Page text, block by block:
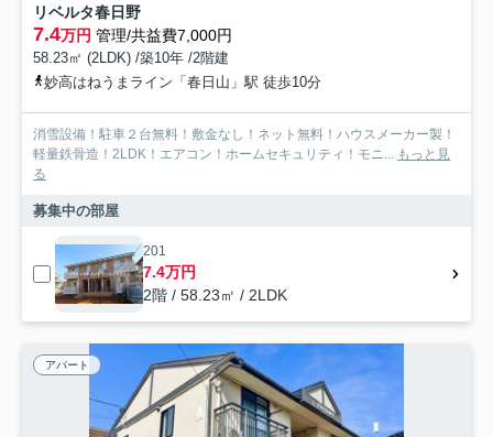
リベルタ春日野
7.4万円 管理/共益費7,000円
58.23㎡ (2LDK) /築10年 /2階建
妙高はねうまライン「春日山」駅 徒歩10分
消雪設備！駐車２台無料！敷金なし！ネット無料！ハウスメーカー製！
軽量鉄骨造！2LDK！エアコン！ホームセキュリティ！モニ... もっと見
る
募集中の部屋
201
7.4万円
2階 / 58.23㎡ / 2LDK
アパート